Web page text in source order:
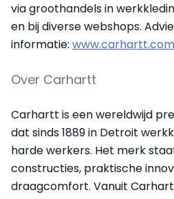
via groothandels in
en bij diverse webshops.
informatie: www.carhartt.com
Over Carhartt
Carhartt is een wereldwijd
dat sinds 1889 in Detroit
harde werkers. Het merk
constructies, praktische
draagcomfort. Vanuit